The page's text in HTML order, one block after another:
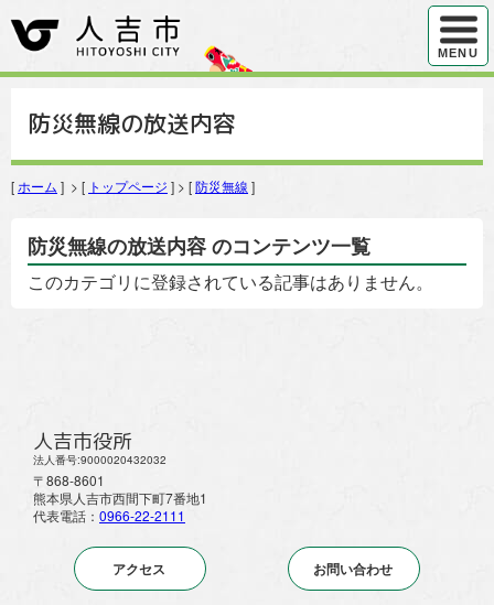
ハンバ
MENU
防災無線の放送内容
[ ホーム ] > [ トップページ ] > [防災無線 ]
防災無線の放送内容 のコンテンツ一覧
このカテゴリに登録されている記事はありません。
人吉市役所
法人番号:9000020432032
〒868-8601
熊本県人吉市西間下町7番地1
代表電話： 0966-22-2111
アクセス お問い合わせ